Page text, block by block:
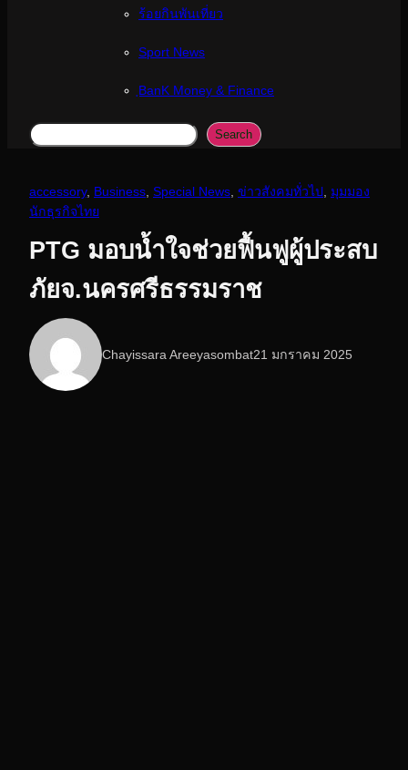
ร้อยกินพันเที่ยว
Sport News
ฺBanK Money & Finance
Search Search
accessory, Business Special News ข่าวสังคมทั่วไป มุมมอง
นักธุรกิจไทย
PTG มอบน้ำใจช่วยฟื้นฟูผู้ประสบ
ภัยจ.นครศรีธรรมราช
Chayissara Areeyasombat21 มกราคม 2025